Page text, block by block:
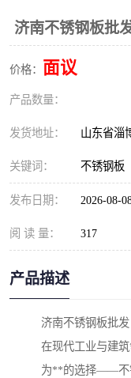
济南不锈钢板批
价格： 面议
产品数量：
发货地址： 山东省淄
关键词： 不锈钢板
发布日期： 2026-08-
阅 读 量： 317
产品描述
济南不锈钢板批
在现代工业与建
为**的选择——不